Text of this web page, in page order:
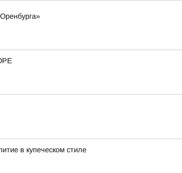
в купеческом стиле